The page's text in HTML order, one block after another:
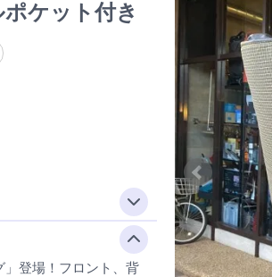
ケット付き
登場！フロント、背